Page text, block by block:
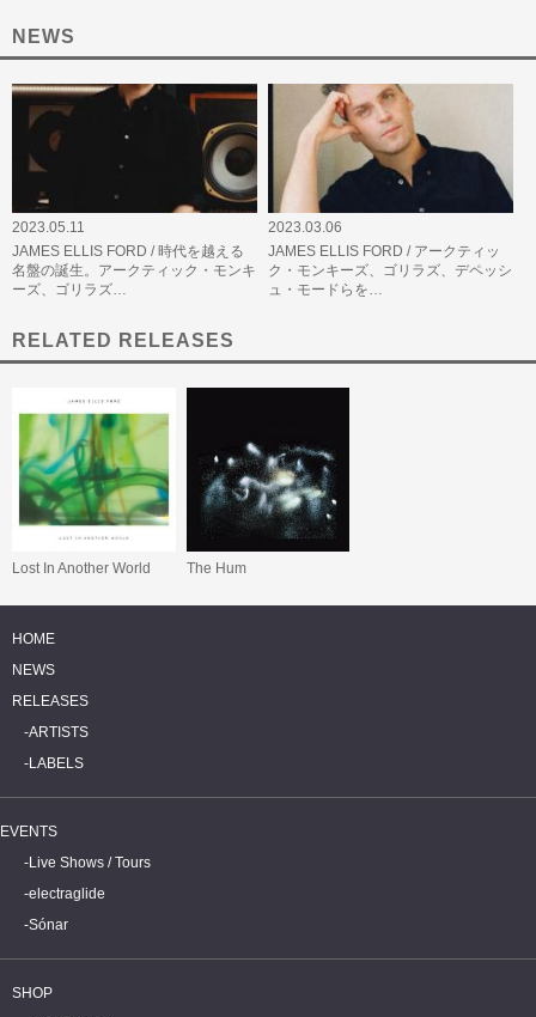
NEWS
2023.05.11
JAMES ELLIS FORD / 時代を越える
名盤の誕生。アークティック・モンキ
ーズ、ゴリラズ…
2023.03.06
JAMES ELLIS FORD / アークティッ
ク・モンキーズ、ゴリラズ、デペッシ
ュ・モードらを…
RELATED RELEASES
Lost In Another World The Hum
HOME
NEWS
RELEASES
ARTISTS
LABELS
EVENTS
Live Shows / Tours
electraglide
Sónar
SHOP